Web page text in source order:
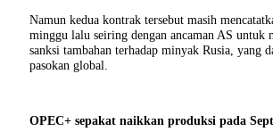
Namun kedua kontrak tersebut masih
minggu lalu seiring dengan ancaman AS untuk
sanksi tambahan terhadap minyak Rusia, yang
pasokan global.
OPEC+ sepakat naikkan produksi pada